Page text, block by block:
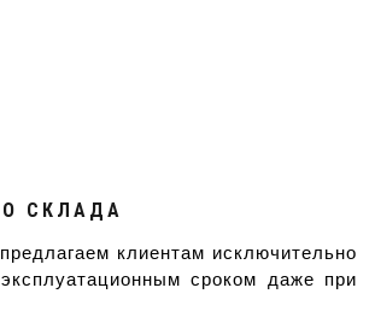
СКЛАДА
клиентам исключительно
сроком даже при